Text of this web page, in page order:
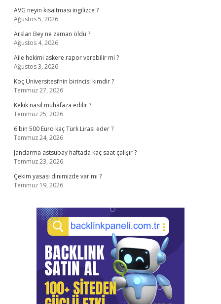
AVG neyin kısaltması ingilizce ?
Ağustos 5, 2026
Arslan Bey ne zaman öldü ?
Ağustos 4, 2026
Aile hekimi askere rapor verebilir mi ?
Ağustos 3, 2026
Koç Üniversitesi’nin birincisi kimdir ?
Temmuz 27, 2026
Kekik nasıl muhafaza edilir ?
Temmuz 25, 2026
6 bin 500 Euro kaç Türk Lirası eder ?
Temmuz 24, 2026
Jandarma astsubay haftada kaç saat çalışır ?
Temmuz 23, 2026
Çekim yasası dinimizde var mı ?
Temmuz 19, 2026